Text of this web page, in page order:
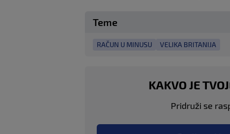
Teme
RAČUN U MINUSU VELIKA BRITANIJA
KAKVO JE
Pridruži se